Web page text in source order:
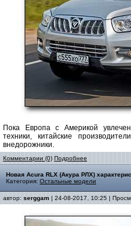
Пока Европа с Америкой
техники, китайские
внедорожники.
Комментарии (0) Подробнее
Новая Acura RLX (Акура РЛХ)
Категория: Остальные модели
автор: serggam | 24-08-2017, 10:25 |